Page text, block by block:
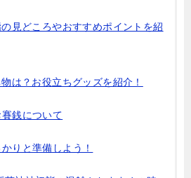
見どころやおすすめポイントを紹
は？お役立ちグッズを紹介！
銭について
りと準備しよう！